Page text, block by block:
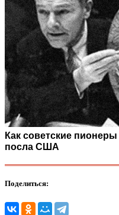
Как советские
посла США
Поделиться: